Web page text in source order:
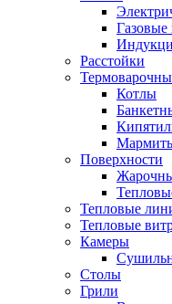
Расстойки
Котлы
Поверхности
Тепловые
Тепловые
Камеры
Столы
Грили